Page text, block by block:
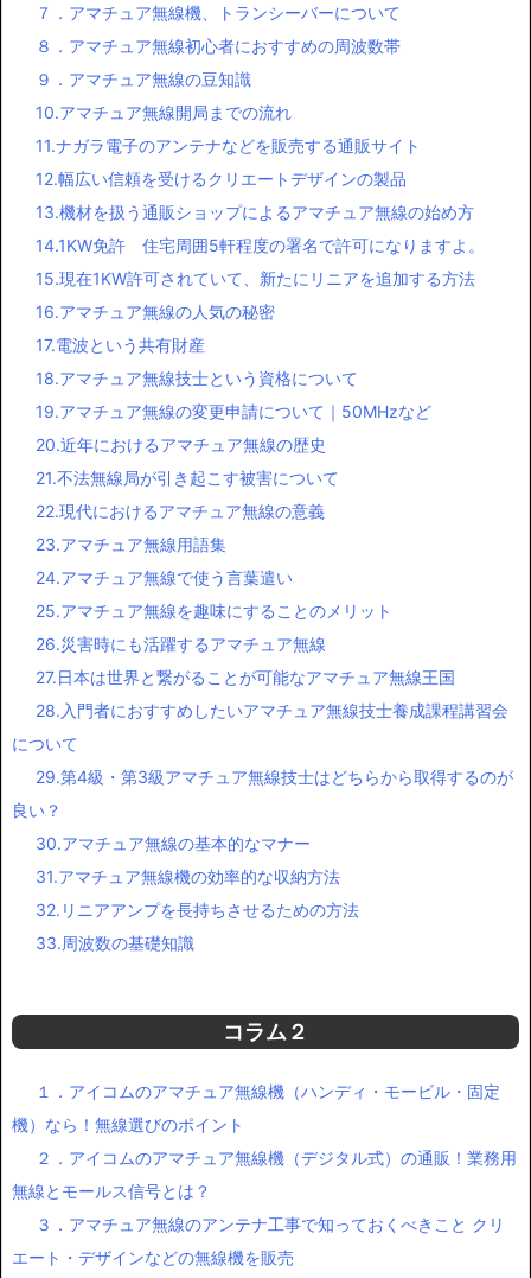
７．アマチュア無線機、トランシーバーについて
８．アマチュア無線初心者におすすめの周波数帯
９．アマチュア無線の豆知識
10.アマチュア無線開局までの流れ
11.ナガラ電子のアンテナなどを販売する通販サイト
12.幅広い信頼を受けるクリエートデザインの製品
13.機材を扱う通販ショップによるアマチュア無線の始め方
14.1KW免許 住宅周囲5軒程度の署名で許可になりますよ。
15.現在1KW許可されていて、新たにリニアを追加する方法
16.アマチュア無線の人気の秘密
17.電波という共有財産
18.アマチュア無線技士という資格について
19.アマチュア無線の変更申請について｜50MHzなど
20.近年におけるアマチュア無線の歴史
21.不法無線局が引き起こす被害について
22.現代におけるアマチュア無線の意義
23.アマチュア無線用語集
24.アマチュア無線で使う言葉遣い
25.アマチュア無線を趣味にすることのメリット
26.災害時にも活躍するアマチュア無線
27.日本は世界と繋がることが可能なアマチュア無線王国
28.入門者におすすめしたいアマチュア無線技士養成課程講習会
について
29.第4級・第3級アマチュア無線技士はどちらから取得するのが
良い？
30.アマチュア無線の基本的なマナー
31.アマチュア無線機の効率的な収納方法
32.リニアアンプを長持ちさせるための方法
33.周波数の基礎知識
コラム２
１．アイコムのアマチュア無線機（ハンディ・モービル・固定
機）なら！無線選びのポイント
２．アイコムのアマチュア無線機（デジタル式）の通販！業務用
無線とモールス信号とは？
３．アマチュア無線のアンテナ工事で知っておくべきこと クリ
エート・デザインなどの無線機を販売